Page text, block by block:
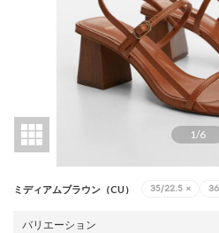
1/6
ミディアムブラウン（CU） 35/22.5 ×
バリエーション